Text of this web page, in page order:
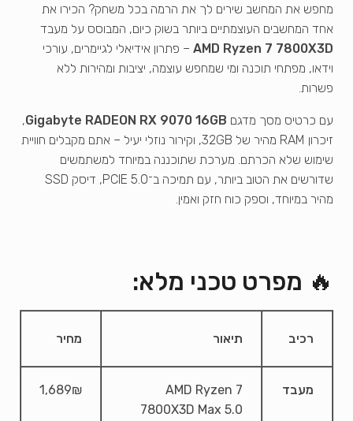
מחפש את המחשב שירים לך את הרמה בכל משחק? הכירו את
אחד המחשבים העוצמתיים ביותר בשוק כיום, המבוסס על מעבד
AMD Ryzen 7 7800X3D – פתרון אידיאלי לגיימרים, עורכי
וידאו, מפתחי תוכנה ומי שמחפש עוצמה, יציבות ומהירות ללא
פשרות.
עם כרטיס מסך מדגם Gigabyte RADEON RX 9070 16GB
,
זיכרון RAM מהיר של 32GB, וקירור נוזלי יעיל – אתם מקבלים חוויית
שימוש שלא הכרתם. מערכת שתוכננה במיוחד למשתמשים
שדורשים את הטוב ביותר, עם תמיכה ב־PCIE 5.0, דיסק SSD
מהיר במיוחד, וספק כוח חזק ואמין.
🔥 מפרט טכני מלא:
רכיב תיאור מחיר
מעבד
AMD Ryzen 7
7800X3D Max 5.0
1,689₪